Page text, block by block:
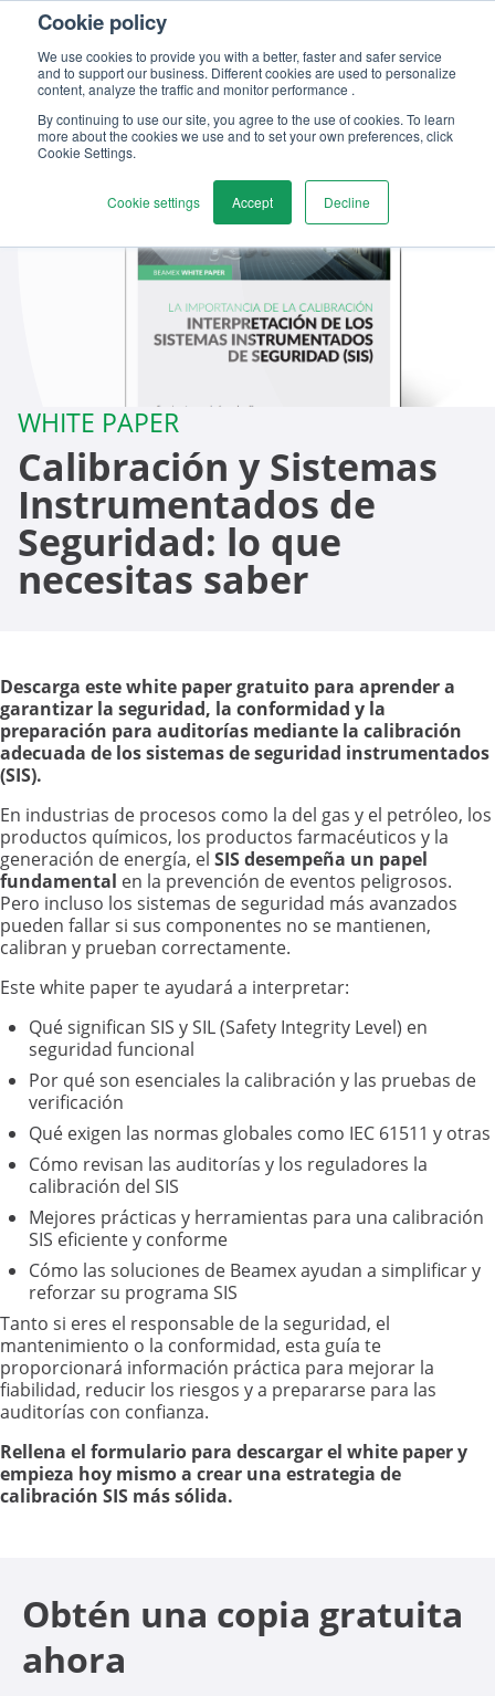
Cookie policy
We use cookies to provide you with a better, faster and safer service
and to support our business. Different cookies are used to personalize
content, analyze the traffic and monitor performance .
By continuing to use our site, you agree to the use of cookies. To learn
more about the cookies we use and to set your own preferences, click
Cookie Settings.
Cookie settings Accept Decline
WHITE PAPER
Calibración y Sistemas
Instrumentados de
Seguridad: lo que
necesitas saber
Descarga este white paper gratuito para aprender a
garantizar la seguridad, la conformidad y la
preparación para auditorías mediante la calibración
adecuada de los sistemas de seguridad instrumentados
(SIS).
En industrias de procesos como la del gas y el petróleo, los
productos químicos, los productos farmacéuticos y la
generación de energía, el SIS desempeña un papel
fundamental en la prevención de eventos peligrosos.
Pero incluso los sistemas de seguridad más avanzados
pueden fallar si sus componentes no se mantienen,
calibran y prueban correctamente.
Este white paper te ayudará a interpretar:
Qué significan SIS y SIL (Safety Integrity Level) en
seguridad funcional
Por qué son esenciales la calibración y las pruebas de
verificación
Qué exigen las normas globales como IEC 61511 y otras
Cómo revisan las auditorías y los reguladores la
calibración del SIS
Mejores prácticas y herramientas para una calibración
SIS eficiente y conforme
Cómo las soluciones de Beamex ayudan a simplificar y
reforzar su programa SIS
Tanto si eres el responsable de la seguridad, el
mantenimiento o la conformidad, esta guía te
proporcionará información práctica para mejorar la
fiabilidad, reducir los riesgos y a prepararse para las
auditorías con confianza.
Rellena el formulario para descargar el white paper y
empieza hoy mismo a crear una estrategia de
calibración SIS más sólida.
Obtén una copia gratuita
ahora